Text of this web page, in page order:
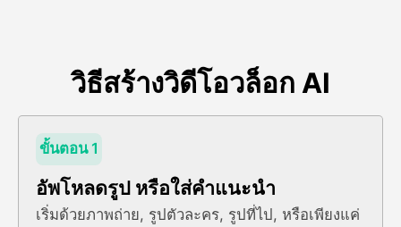
วิธีสร้างวิดีโอวล็อก AI
ขั้นตอน 1
อัพโหลดรูป หรือใส่คําแนะนํา
เริ่มด้วยภาพถ่าย, รูปตัวละคร, รูปที่ไป, หรือเพียงแค่